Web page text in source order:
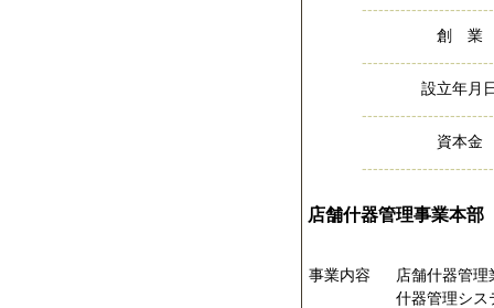
創 業
設立年月
資本金
店舗什器管理事業本部
事業内容
店舗什器管理
什器管理シス